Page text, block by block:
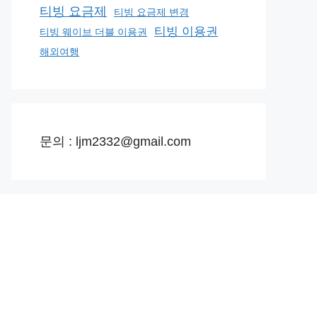
티빙 요금제
티빙 요금제 변경
티빙 웨이브 더블 이용권
티빙 이용권
해외여행
문의 : ljm2332@gmail.com